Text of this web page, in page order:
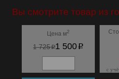
Вы смотрите товар из
Цена м2
1 725p1 500p
с